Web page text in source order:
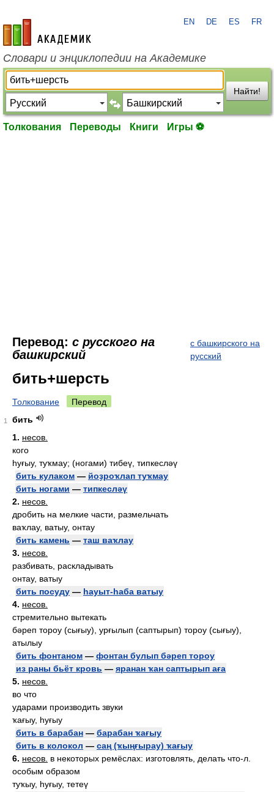
academic.ru
EN DE ES FR
Словари и энциклопедии на Академике
Найти!
Толкования Переводы Книги Игры ⚽
Перевод: с русского на
башкирский
с башкирского на
русский
бить+шерсть
Толкование Перевод
1
бить
1. несов.
кого
һуғыу, туҡмау; (ногами) тибеү, типкесләү
бить кулаком — йоҙроҡлап туҡмау
бить ногами — типкесләү
2. несов.
дробить на мелкие части, размельчать
ваҡлау, ватыу, онтау
бить камень — таш ваҡлау
3. несов.
разбивать, раскладывать
онтау, ватыу
бить посуду — һауыт-һаба ватыу
4. несов.
стремительно вытекать
бәреп тороу (сығыу), урғылып (саптырып) тороу (сығыу),
атылыу
бить фонтаном — фонтан булып бәреп тороу
из раны бьёт кровь — яранан ҡан саптырып аға
5. несов.
во что
ударами производить звуки
ҡағыу, һуғыу
бить в барабан — барабан ҡағыу
бить в колокол — саң (ҡыңғырау) ҡағыу
6. несов. в некоторых ремёслах: изготовлять, делать что-л.
особым образом
туҡыу, һуғыу, тетеү